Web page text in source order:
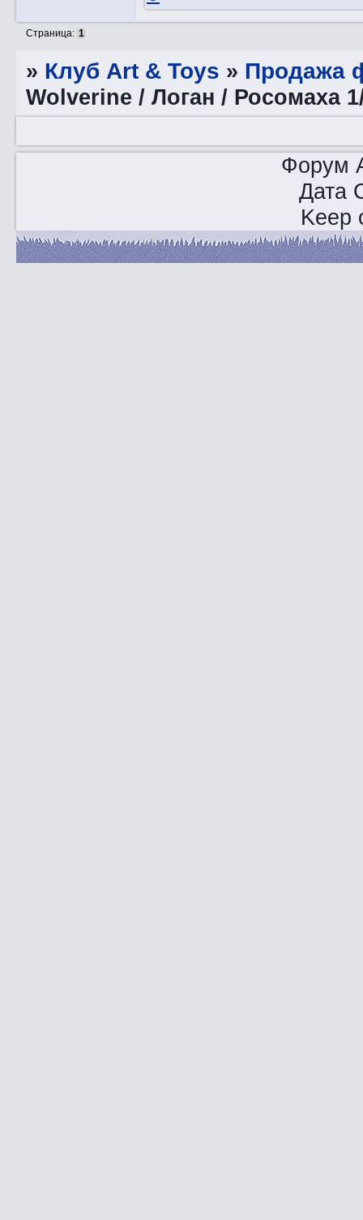
Страница: 1
» Клуб Art & Toys » Продажа
Wolverine / Логан / Росомаха
Форум
Дата
Keep